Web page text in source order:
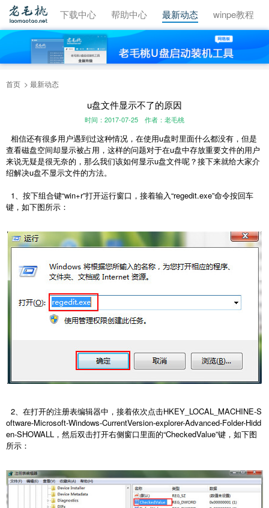
视频教程 下载中心 帮助中心 最新动态 winpe教程
首页 最新动态
u盘文件显示不了的原因
时间：2017-07-25 作者：老毛桃
相信还有很多用户遇到过这种情况，在使用u盘时里面什么都没有，但是
查看磁盘空间却显示被占用，这样的问题对于在u盘中存放重要文件的用户
来说无疑是很无奈的，那么我们该如何显示u盘文件呢？接下来就给大家介
绍解决u盘不显示文件的方法。
1、按下组合键“win+r”打开运行窗口，接着输入“regedit.exe”命令按回车
键，如下图所示：
2、在打开的注册表编辑器中，接着依次点击HKEY_LOCAL_MACHINE-S
oftware-Microsoft-Windows-CurrentVersion-explorer-Advanced-Folder-Hidd
en-SHOWALL，然后双击打开右侧窗口里面的“CheckedValue”键，如下图
所示：